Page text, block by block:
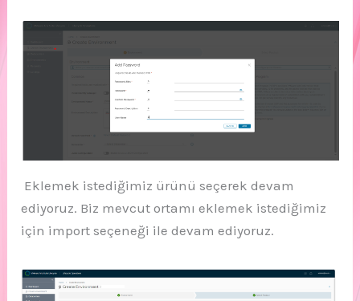
Eklemek istediğimiz ürünü seçerek devam
ediyoruz. Biz mevcut ortamı eklemek istediğimiz
için import seçeneği ile devam ediyoruz.